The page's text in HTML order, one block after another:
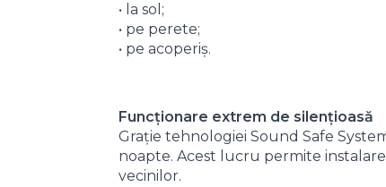
• la sol;
• pe perete;
• pe acoperiș.
Funcționare extrem de silențioasă
Grație tehnologiei Sound Safe
noapte. Acest lucru permite
vecinilor.